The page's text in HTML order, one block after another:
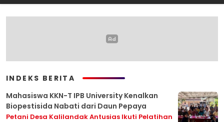
INDEKS BERITA
Mahasiswa KKN-T IPB University Kenalkan
Biopestisida Nabati dari Daun Pepaya
Petani Desa Kalilandak Antusias Ikuti Pelatihan